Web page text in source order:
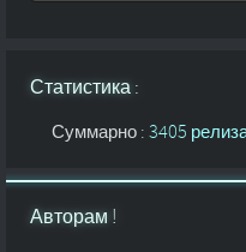
Статистика :
Суммарно : 3405
Авторам !